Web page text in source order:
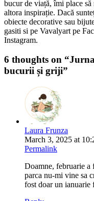
bucur de viață, îmi place să
altora inspirație. Dacă
obiecte decorative sau
gasiti si pe Vavalyart pe
Instagram.
6 thoughts on “
bucurii și griji”
Laura Frunza
March 3, 2025 at
Permalink
Doamne, februarie a
parca nu-mi vine sa
fost doar un ianuarie